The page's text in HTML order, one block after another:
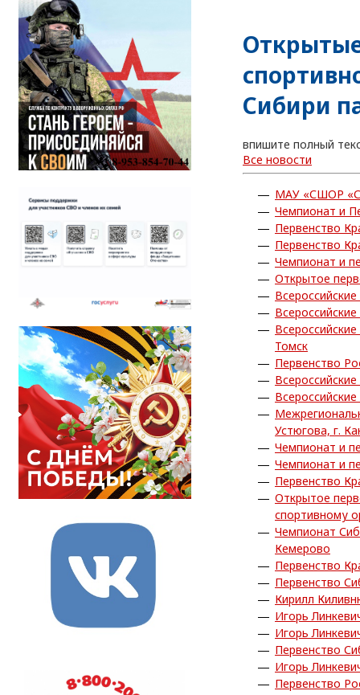
Сибири
впишите полный
Все новости
МАУ «СШОР
Чемпионат и
Первенство
Первенство
Чемпионат и
Открытое
Томск
Первенство
Устюгова, г.
Чемпионат и
Чемпионат и
Первенство
Открытое
спортивному
Чемпионат
Кемерово
Первенство
Первенство
Кирилл
Игорь
Игорь
Первенство
Игорь
Первенство